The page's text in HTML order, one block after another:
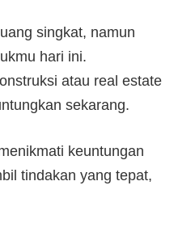
singkat, namun
hari ini.
atau real estate
sekarang.
keuntungan
tindakan yang tepat,